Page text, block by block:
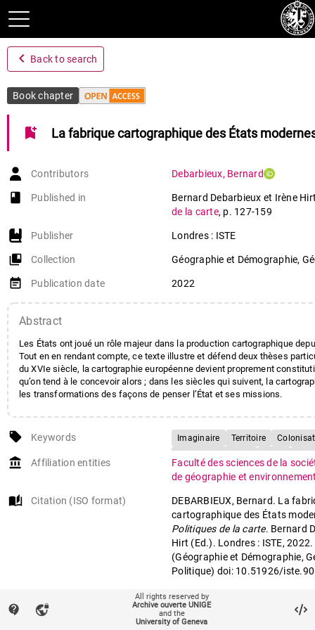
navigate_before Back to search
Book chapter
bookmark_add La fabrique cartographique des États
Contributors Debarbieux, Bernard
book-open
Published in
Bernard Debarbieux et Irène
de la carte, p. 127-159
Publisher Londres : ISTE
collections_bookmark Collection Géographie et Démographie,
event_note Publication date 2022
Abstract
Les États ont joué un rôle majeur dans la production cartographique
Tout en en rendant compte, ce texte illustre et défend deux thèses
du XVIe siècle, la cartographie européenne devient proprement
qu’on tend à le concevoir alors ; dans les siècles qui suivent, la
les transformations des façons de penser l’État et ses missions.
local_offer Keywords Imaginaire Territoire
account_balance Affiliation entities
Faculté des sciences de la
de géographie et
auto_stories Citation (ISO format)
DEBARBIEUX, Bernard. La
cartographique des États
Politiques de la carte. Bernard
Hirt (Ed.). Londres : ISTE,
(Géographie et Démographie,
Politique) doi: 10.51926/
mailContact an UNIGE author
contact_support vpn_lock
All rights reserved by
Archive ouverte UNIGE
and the
University of Geneva